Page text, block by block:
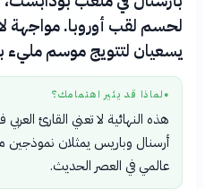
لحسم لقب أوروبا. مواجهة
يسعيان لتتويج موسم مليء
● لماذا قد يثير اهتمامك؟
هذه النهائية لا تعني القارئ
أرسنال وباريس يمثلان نموذجين
عالمي في العصر الحديث.